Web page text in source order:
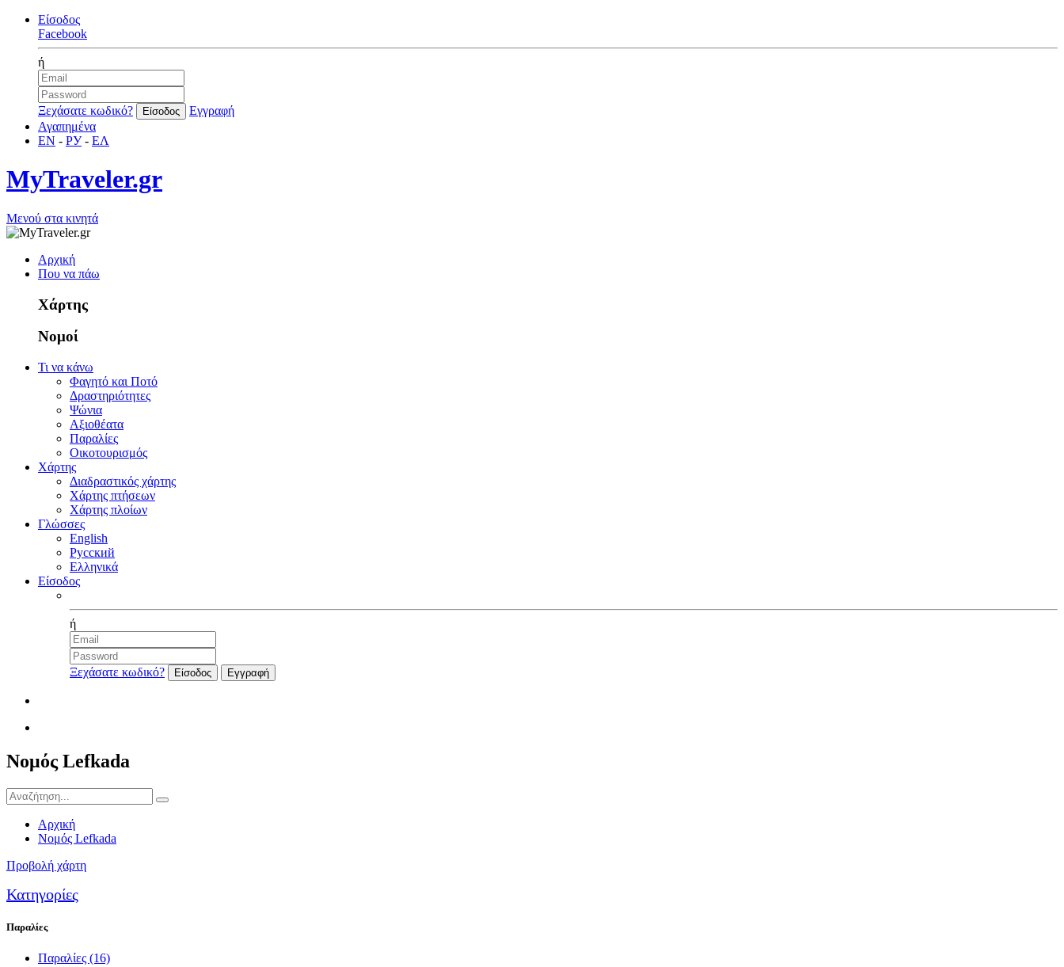
Είσοδος
Facebook
ή
Ξεχάσατε κωδικό?
Εγγραφή
Αγαπημένα
EN - РУ- ΕΛ
MyTraveler.gr
Μενού στα κινητά
Αρχική
Που να πάω
Χάρτης
Νομοί
Τι να κάνω
Φαγητό και Ποτό
Δραστηριότητες
Ψώνια
Αξιοθέατα
Παραλίες
Οικοτουρισμός
Χάρτης
Διαδραστικός χάρτης
Χάρτης πτήσεων
Χάρτης πλοίων
Γλώσσες
English
Русский
Ελληνικά
Είσοδος
ή
Ξεχάσατε κωδικό?
Νομός Lefkada
Αρχική
Νομός Lefkada
Προβολή χάρτη
Κατηγορίες
Παραλίες
Παραλίες (16)